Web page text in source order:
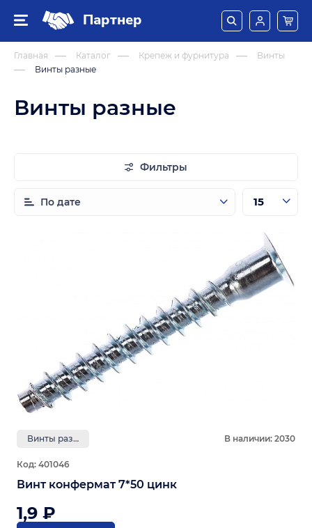
Партнер
Главная Каталог Крепеж и фурнитура
Винты
Винты разные
Винты разные
Фильтры
Винты разные В наличии: 2030
Код: 401046
Винт конфермат 7*50 цинк
1,9 ₽